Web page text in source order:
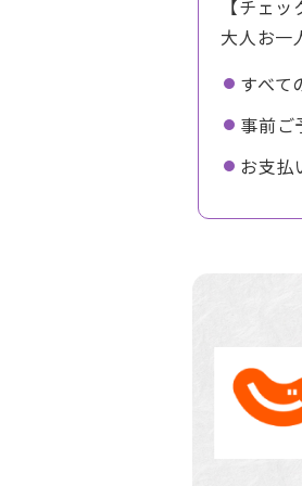
【チェ
大人お一
すべて
事前ご
お支払